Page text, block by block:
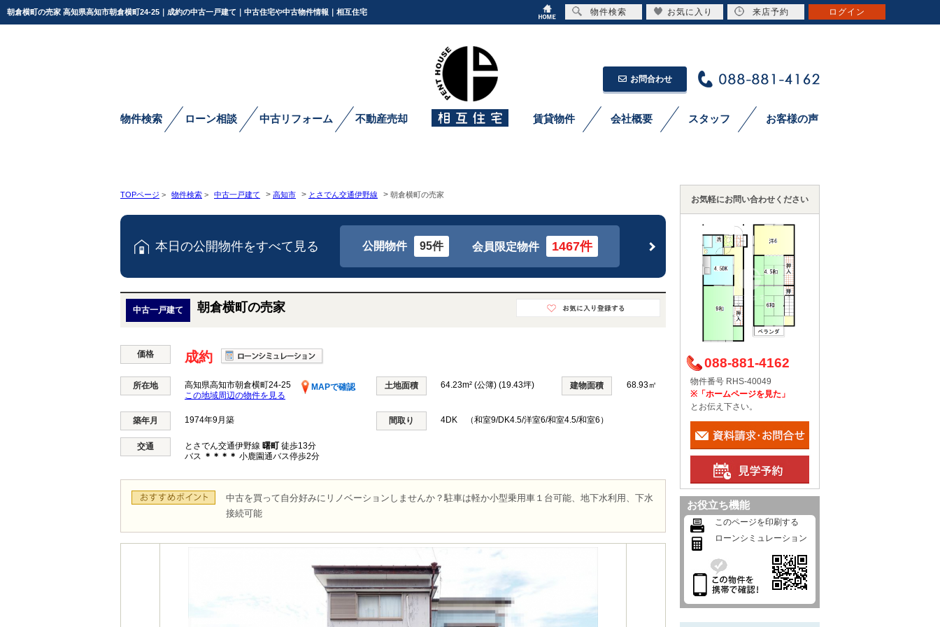
朝倉横町の売家 高知県高知市朝倉横町24-25｜成約の中古一戸建て｜中古住宅や中古物件情報｜相互住宅
お問合わせ
物件検索 ローン相談 中古リフォーム 不動産売却 賃貸物件 会社概要 スタッフ お客様の声
TOPページ > 物件検索 > 中古一戸建て > 高知市 > とさでん交通伊野線 > 朝倉横町の売家
本日の公開物件をすべて見る 公開物件 95件 会員限定物件 1467件
中古一戸建て 朝倉横町の売家
価格 成約
所在地 高知県高知市朝倉横町24-25
MAPで確認
この地域周辺の物件を見る
土地面積 64.23m² (公簿) (19.43坪) 建物面積 68.93㎡
築年月 1974年9月築 間取り 4DK （和室9/DK4.5/洋室6/和室4.5/和室6）
交通 とさでん交通伊野線 曙町 徒歩13分
バス ＊＊＊＊ 小鹿園通バス停歩2分
中古を買って自分好みにリノベーションしませんか？駐車は軽か小型乗用車１台可能、地下水利用、下水
接続可能
お気軽にお問い合わせください
088-881-4162
物件番号 RHS-40049
※「ホームページを見た」
とお伝え下さい。
お役立ち機能
このページを印刷する
ローンシミュレーション
物件検索 お気に入り 来店予約 ログイン